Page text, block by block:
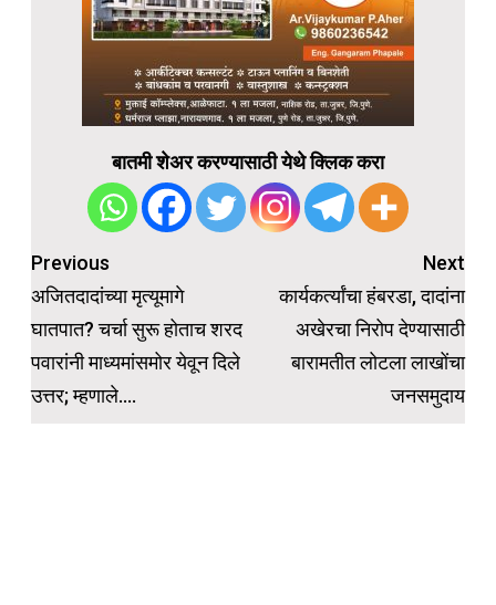
बातमी शेअर करण्यासाठी येथे क्लिक करा
Post
navigation
Previous
अजितदादांच्या मृत्यूमागे
घातपात? चर्चा सुरू होताच शरद
पवारांनी माध्यमांसमोर येवून दिले
उत्तर; म्हणाले….
Next
कार्यकर्त्यांचा हंबरडा, दादांना
अखेरचा निरोप देण्यासाठी
बारामतीत लोटला लाखोंचा
जनसमुदाय